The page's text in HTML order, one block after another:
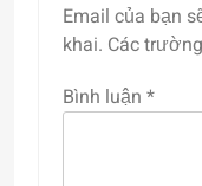
Email của bạn
khai. Các
Bình luận *